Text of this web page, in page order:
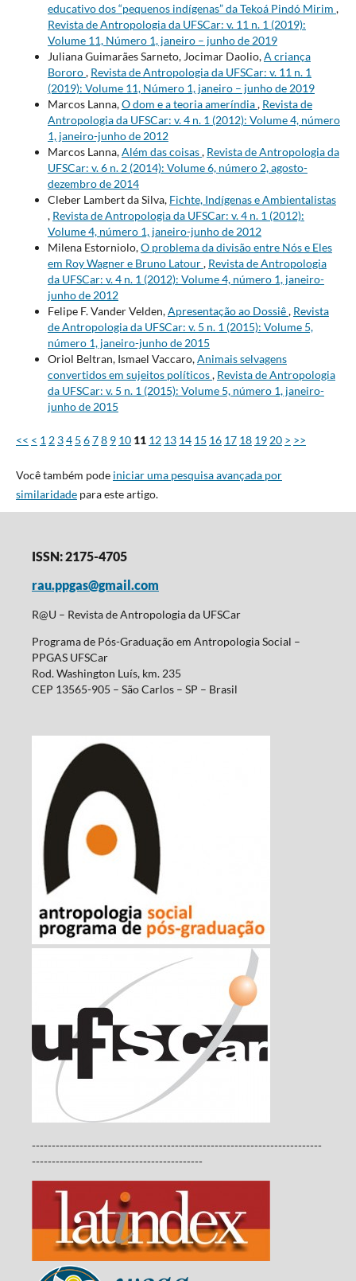
educativo dos “pequenos indígenas” da Tekoá Pindó Mirim ,
Revista de Antropologia da UFSCar: v. 11 n. 1 (2019):
Volume 11, Número 1, janeiro – junho de 2019
Juliana Guimarães Sarneto, Jocimar Daolio,A criança
Bororo, Revista de Antropologia da UFSCar: v. 11 n. 1
(2019): Volume 11, Número 1, janeiro – junho de 2019
Marcos Lanna,O dom e a teoria ameríndia, Revista de
Antropologia da UFSCar: v. 4 n. 1 (2012): Volume 4, número
1, janeiro-junho de 2012
Marcos Lanna,Além das coisas, Revista de Antropologia da
UFSCar: v. 6 n. 2 (2014): Volume 6, número 2, agosto-
dezembro de 2014
Cleber Lambert da Silva, Fichte, Indígenas e Ambientalistas
, Revista de Antropologia da UFSCar: v. 4 n. 1 (2012):
Volume 4, número 1, janeiro-junho de 2012
Milena Estorniolo,O problema da divisão entre Nós e Eles
em Roy Wagner e Bruno Latour, Revista de Antropologia
da UFSCar: v. 4 n. 1 (2012): Volume 4, número 1, janeiro-
junho de 2012
Felipe F. Vander Velden,Apresentação ao Dossiê, Revista
de Antropologia da UFSCar: v. 5 n. 1 (2015): Volume 5,
número 1, janeiro-junho de 2015
Oriol Beltran, Ismael Vaccaro,Animais selvagens
convertidos em sujeitos políticos, Revista de Antropologia
da UFSCar: v. 5 n. 1 (2015): Volume 5, número 1, janeiro-
junho de 2015
<< < 1 2 34 5 678 9 10 11 12 13 14 15 16 17 18 19 20 > >>
Você também pode iniciar uma pesquisa avançada por
similaridadepara este artigo.
ISSN: 2175-4705
rau.ppgas@gmail.com
R@U – Revista de Antropologia da UFSCar
Programa de Pós-Graduação em Antropologia Social –
PPGAS UFSCar
Rod. Washington Luís, km. 235
CEP 13565-905 – São Carlos – SP – Brasil
-------------------------------------------------------------------------
-------------------------------------------